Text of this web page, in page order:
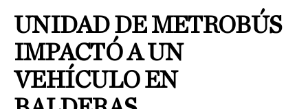
UNIDAD DE METROBÚS
IMPACTÓ A UN
VEHÍCULO EN